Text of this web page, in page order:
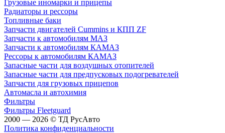
Грузовые иномарки и прицепы
Радиаторы и рессоры
Топливные баки
Запчасти двигателей Cummins и КПП ZF
Запчасти к автомобилям МАЗ
Запчасти к автомобилям КАМАЗ
Рессоры к автомобилям КАМАЗ
Запасные части для воздушных отопителей
Запасные части для предпусковых подогревателей
Запчасти для грузовых прицепов
Автомасла и автохимия
Фильтры
Фильтры Fleetguard
2000 — 2026 © ТД РусАвто
Политика конфиденциальности